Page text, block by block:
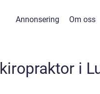
Annonsering Om oss
kiropraktor i